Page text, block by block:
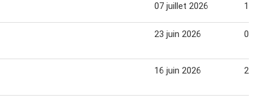
07 juillet 2026 12
23 juin 2026 05
16 juin 2026 28